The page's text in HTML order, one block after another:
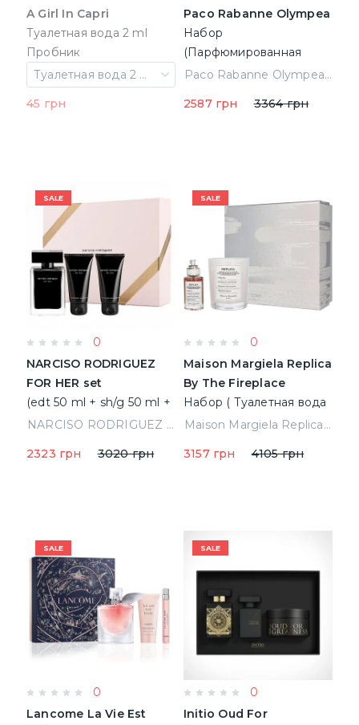
A Girl In Capri
Туалетная вода 2 ml
Пробник
(3386460104005)
Туалетная вода 2 ml Пробник
45 грн
Paco Rabanne Olympea
Набор
(Парфюмированная
вода 50 ml + 10 ml mini)Paco Rabanne Olympea Набор (Парфюмированная вода 50 ml + 10 ml mini) (22690)
2587 грн
3364 грн
SALE
0
NARCISO RODRIGUEZ
FOR HER set
(edt 50 ml + sh/g 50 ml +
b/l 50 ml)(L)
NARCISO RODRIGUEZ FOR HER set (edt 50 ml + sh/g 50 ml + b/l 50 ml)(L)
2323 грн
3020 грн
SALE
0
Maison Margiela Replica
By The Fireplace
Набор ( Туалетная вода
30 ml + 165 gr candle)
Maison Margiela Replica By The Fireplace Набор ( Туалетная вода 30 ml + 165 gr candle)
3157 грн
4105 грн
SALE
0
Lancome La Vie Est
SALE
0
Initio Oud For